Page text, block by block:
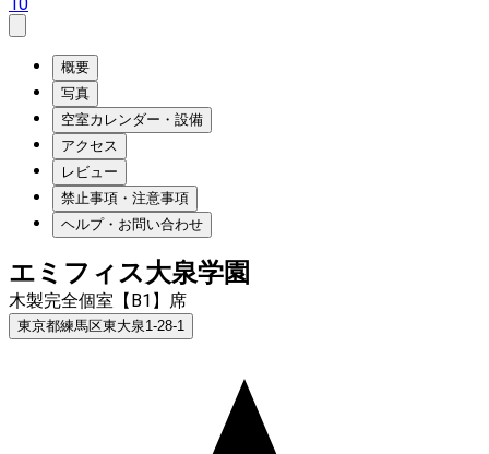
概要
写真
空室カレンダー・設備
アクセス
レビュー
禁止事項・注意事項
ヘルプ・お問い合わせ
エミフィス大泉学園
木製完全個室【B1】席
東京都練馬区東大泉1-28-1